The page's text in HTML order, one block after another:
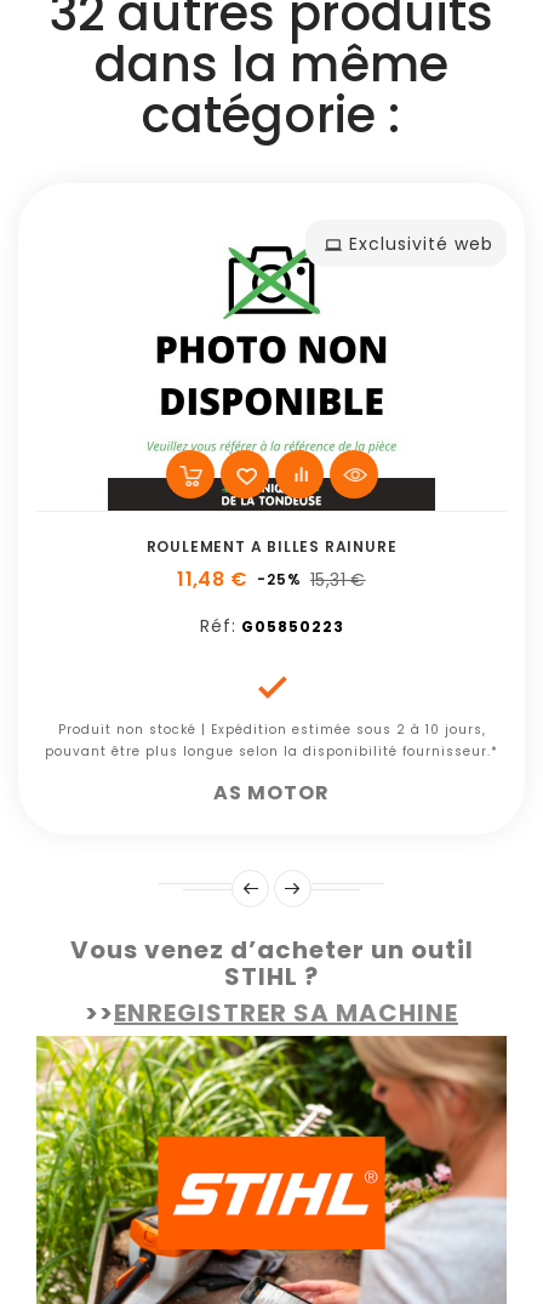
dans la même
catégorie :
Exclusivité web
ROULEMENT A BILLES RAINURE
11,48 € -25% 15,31 €
Réf: G05850223

Produit non stocké | Expédition estimée sous 2 à 10 jours,
pouvant être plus longue selon la disponibilité fournisseur.*
AS MOTOR
Vous venez d’acheter un outil
STIHL ?
>>ENREGISTRER SA MACHINE